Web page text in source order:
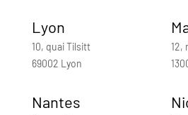
Lyon
10, quai Tilsitt
69002 Lyon
12,
Nantes